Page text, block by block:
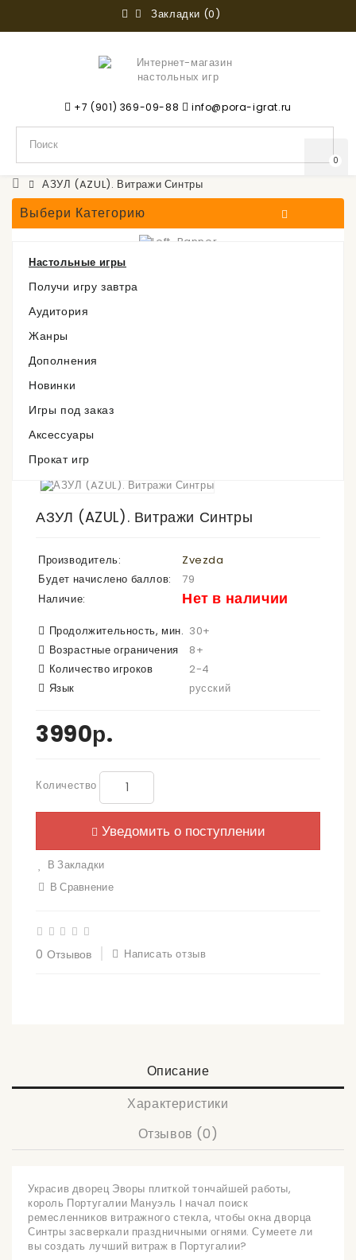
Закладки (0)
0
+7 (901) 369-09-88 info@pora-igrat.ru
АЗУЛ (AZUL). Витражи Синтры
Выбери Категорию
Настольные игры
Получи игру завтра
Аудитория
Жанры
Дополнения
Новинки
Игры под заказ
Аксессуары
Прокат игр
АЗУЛ (AZUL). Витражи
Синтры
АЗУЛ (AZUL). Витражи Синтры
Производитель:
Zvezda
Будет начислено баллов:
79
Наличие:
Нет в наличии
Продолжительность, мин. 30+
Возрастные ограничения
8+
Количество игроков
2-4
Язык
русский
3990р.
Количество
Уведомить о поступлении
В Закладки
В Сравнение
0 Отзывов Написать отзыв
Описание
Характеристики
Отзывов (0)
Украсив дворец Эворы плиткой тончайшей работы,
король Португалии Мануэль I начал поиск
ремесленников витражного стекла, чтобы окна дворца
Синтры засверкали праздничными огнями. Сумеете ли
вы создать лучший витраж в Португалии?